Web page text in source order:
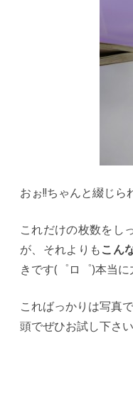
おぉ!!ちゃんと綴じら
これだけの枚数をし
が、それよりもこん
きです(゜ロ゜)本当に
こればっかりは写真
頭でぜひお試し下さ